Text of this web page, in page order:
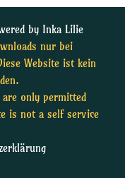
by Inka Lilie
nur bei
Website ist kein
only permitted
is not a self service